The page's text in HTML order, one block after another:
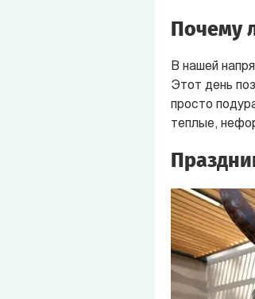
Почему
В нашей
Этот день
просто
теплые,